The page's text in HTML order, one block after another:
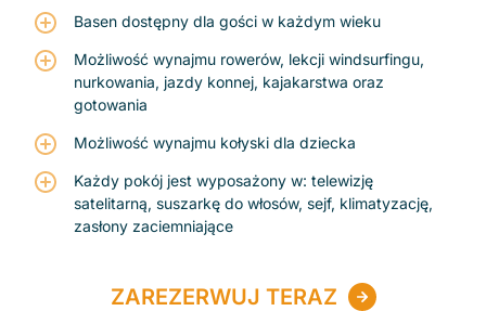
Basen dostępny dla gości w każdym wieku
Możliwość wynajmu rowerów, lekcji windsurfingu,
nurkowania, jazdy konnej, kajakarstwa oraz
gotowania
Możliwość wynajmu kołyski dla dziecka
Każdy pokój jest wyposażony w: telewizję
satelitarną, suszarkę do włosów, sejf, klimatyzację,
zasłony zaciemniające
ZAREZERWUJ TERAZ